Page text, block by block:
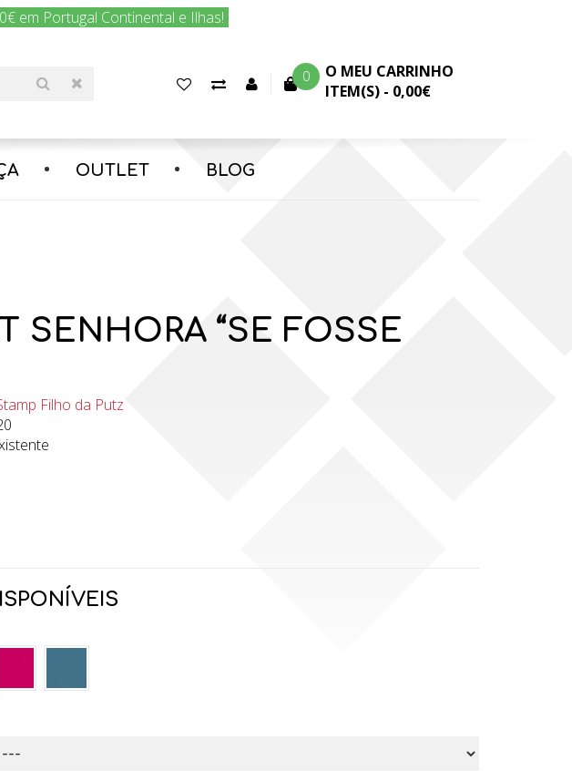
em Portugal Continental e Ilhas!
amanhã!
FavoritosComparar
Conta 0
O MEU CARRINHO
ITEM(S) - 0,00€
OUTLET BLOG
SENHORA “SE FOSSE
Filho da Putz